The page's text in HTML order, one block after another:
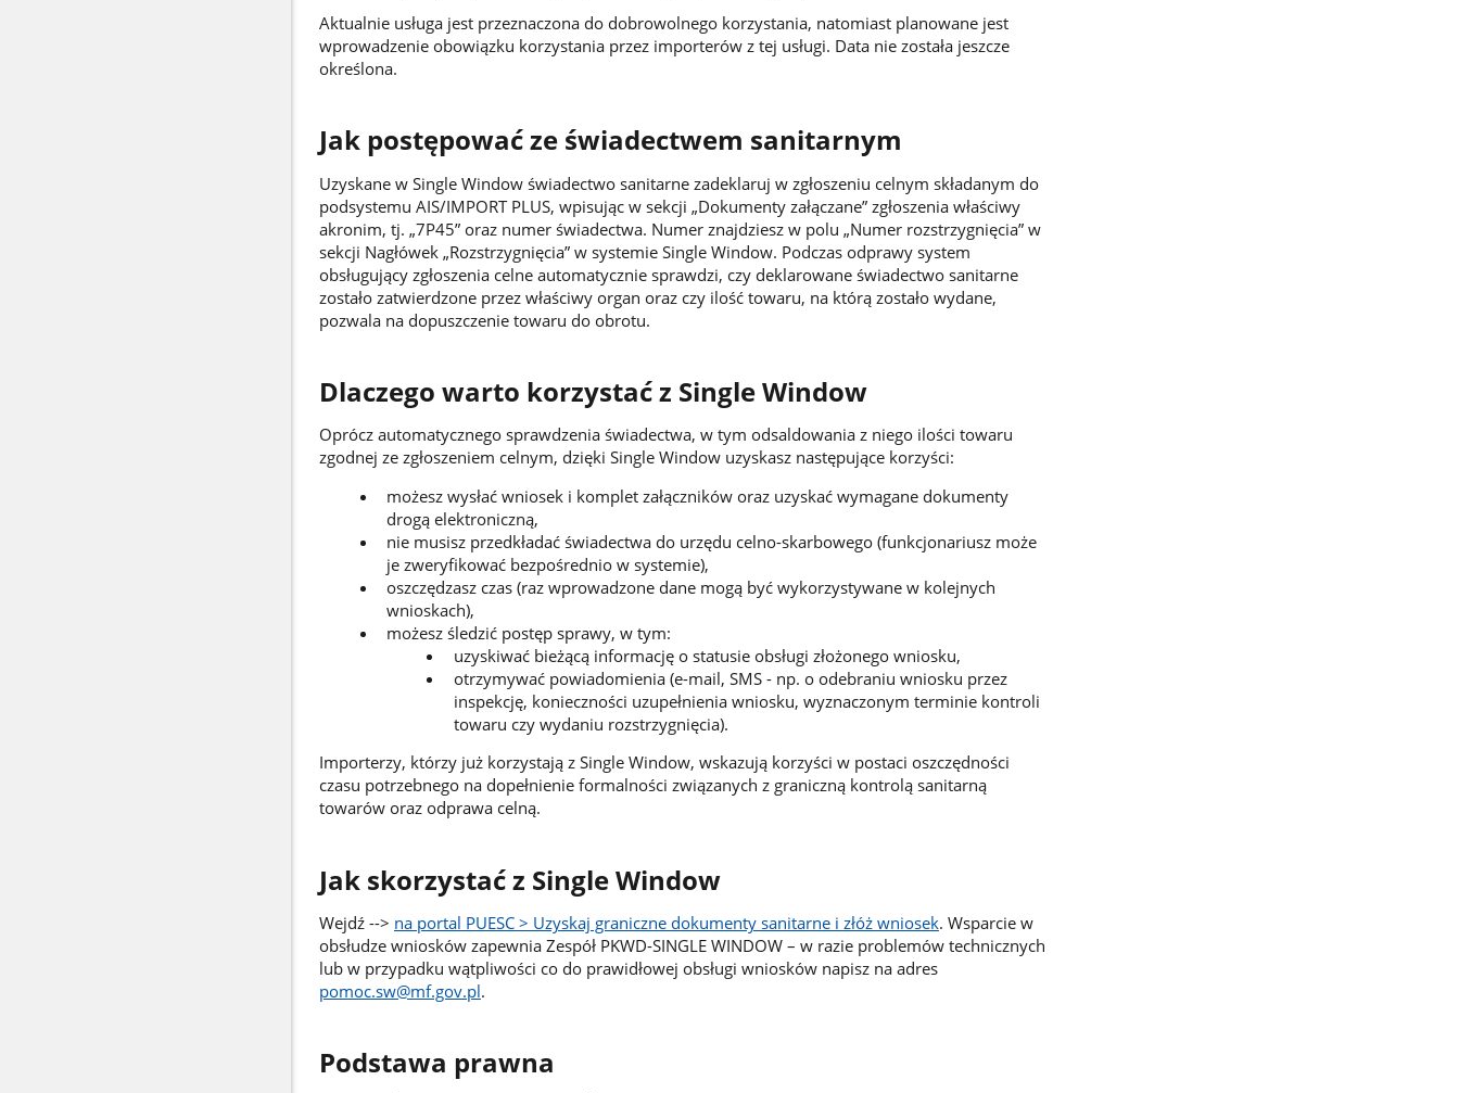
Aktualnie usługa jest przeznaczona do dobrowolnego korzystania, natomiast planowane jest
wprowadzenie obowiązku korzystania przez importerów z tej usługi. Data nie została jeszcze
określona.
Jak postępować ze świadectwem sanitarnym
Uzyskane w Single Window świadectwo sanitarne zadeklaruj w zgłoszeniu celnym składanym do
podsystemu AIS/IMPORT PLUS, wpisując w sekcji „Dokumenty załączane” zgłoszenia właściwy
akronim, tj. „7P45” oraz numer świadectwa. Numer znajdziesz w polu „Numer rozstrzygnięcia” w
sekcji Nagłówek „Rozstrzygnięcia” w systemie Single Window. Podczas odprawy system
obsługujący zgłoszenia celne automatycznie sprawdzi, czy deklarowane świadectwo sanitarne
zostało zatwierdzone przez właściwy organ oraz czy ilość towaru, na którą zostało wydane,
pozwala na dopuszczenie towaru do obrotu.
Dlaczego warto korzystać z Single Window
Oprócz automatycznego sprawdzenia świadectwa, w tym odsaldowania z niego ilości towaru
zgodnej ze zgłoszeniem celnym, dzięki Single Window uzyskasz następujące korzyści:
możesz wysłać wniosek i komplet załączników oraz uzyskać wymagane dokumenty
drogą elektroniczną,
nie musisz przedkładać świadectwa do urzędu celno-skarbowego (funkcjonariusz może
je zweryfikować bezpośrednio w systemie),
oszczędzasz czas (raz wprowadzone dane mogą być wykorzystywane w kolejnych
wnioskach),
możesz śledzić postęp sprawy, w tym:
uzyskiwać bieżącą informację o statusie obsługi złożonego wniosku,
otrzymywać powiadomienia (e-mail, SMS - np. o odebraniu wniosku przez
inspekcję, konieczności uzupełnienia wniosku, wyznaczonym terminie kontroli
towaru czy wydaniu rozstrzygnięcia).
Importerzy, którzy już korzystają z Single Window, wskazują korzyści w postaci oszczędności
czasu potrzebnego na dopełnienie formalności związanych z graniczną kontrolą sanitarną
towarów oraz odprawa celną.
Jak skorzystać z Single Window
Wejdź --> na portal PUESC > Uzyskaj graniczne dokumenty sanitarne i złóż wniosek. Wsparcie w
obsłudze wniosków zapewnia Zespół PKWD-SINGLE WINDOW – w razie problemów technicznych
lub w przypadku wątpliwości co do prawidłowej obsługi wniosków napisz na adres
pomoc.sw@mf.gov.pl.
Podstawa prawna